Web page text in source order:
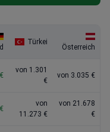
individuellen Bewertung
Türkei
Österreich
von 1.301
€
von 3.035 €
von
11.273 €
von 21.678
€